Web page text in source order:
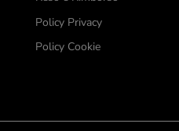
Policy Privacy
Policy Cookie